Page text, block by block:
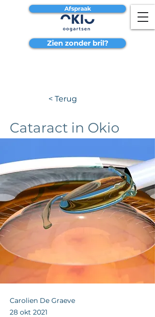
Afspraak
Zien zonder bril?
< Terug
Cataract in Okio
Carolien De Graeve
28 okt 2021